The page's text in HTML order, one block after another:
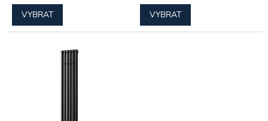
VYBRAT VYBRAT